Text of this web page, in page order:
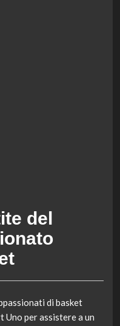
del
di basket
Uno per assistere a un